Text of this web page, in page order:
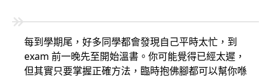
每到學期尾，好多同學都會發現自己平時太忙，到
exam 前一晚先至開始溫書。你可能覺得已經太遲，
但其實只要掌握正確方法，臨時抱佛腳都可以幫你喺